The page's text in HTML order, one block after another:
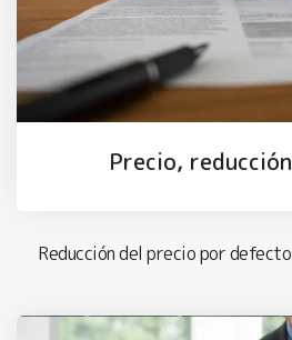
Precio,
Reducción del precio por